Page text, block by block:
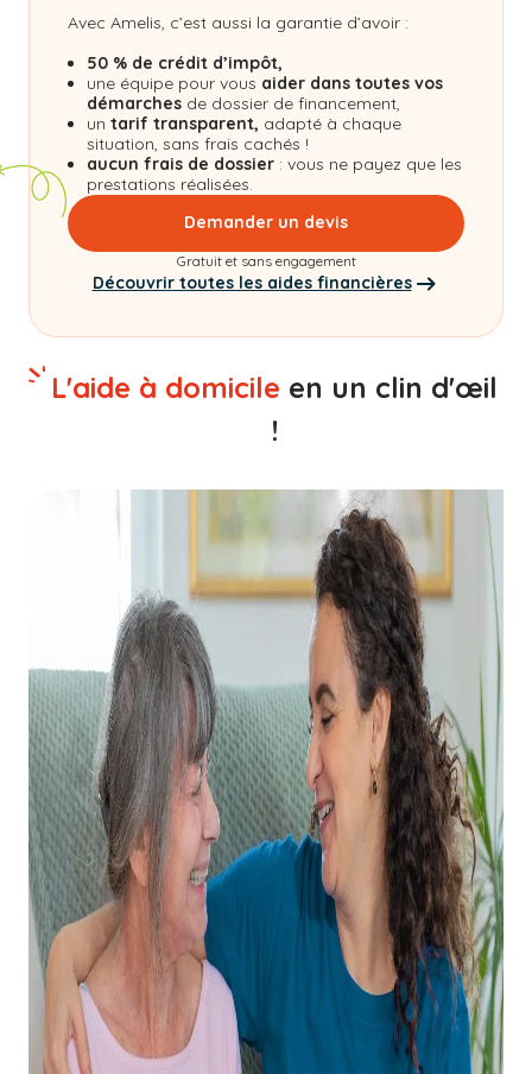
Avec Amelis, c’est aussi la garantie d’avoir :
50 % de crédit d’impôt,
une équipe pour vous aider dans toutes vos
démarches de dossier de financement,
un tarif transparent, adapté à chaque
situation, sans frais cachés !
aucun frais de dossier : vous ne payez que les
prestations réalisées.
Demander un devis
Gratuit et sans engagement
Découvrir toutes les aides financières
L'aide à domicile en un clin d'œil
!